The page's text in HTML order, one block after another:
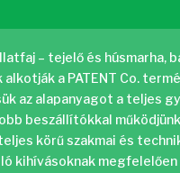
– tejelő és húsmarha,
a PATENT Co.
az alapanyagot a teljes
beszállítókkal
körű szakmai és
kihívásoknak